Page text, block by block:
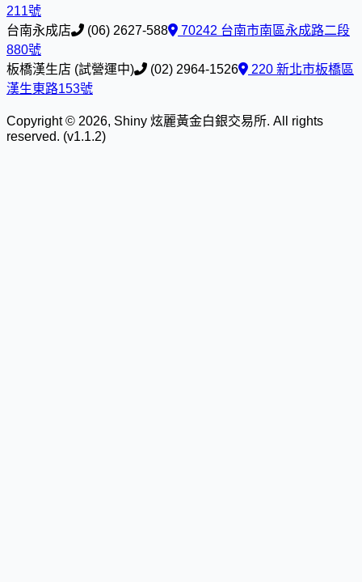
211號
台南永成店
(06) 2627-588
70242 台南市南區永成路二段
880號
板橋漢生店 (試營運中)
(02) 2964-1526
220 新北市板橋區
漢生東路153號
Copyright © 2026, Shiny 炫麗黃金白銀交易所. All rights
reserved. (v1.1.2)